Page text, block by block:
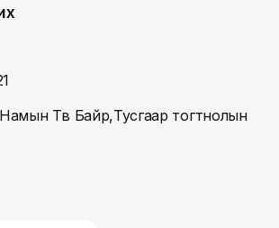
Төв Байр,Тусгаар тогтнолын